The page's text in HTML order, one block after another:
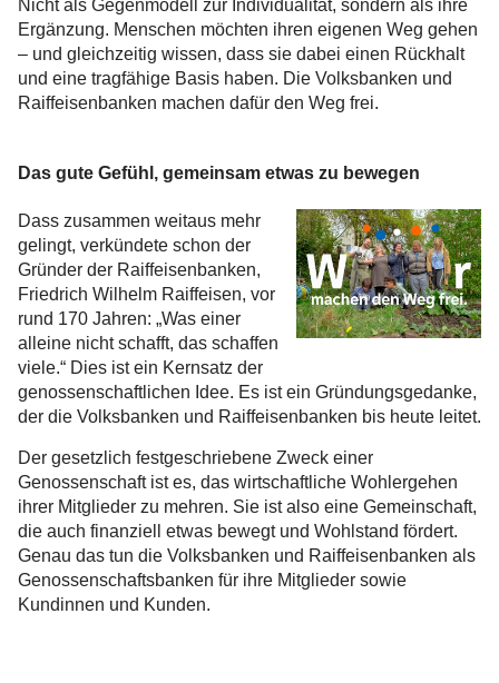
Nicht als Gegenmodell zur Individualität, sondern als ihre
Ergänzung. Menschen möchten ihren eigenen Weg gehen
– und gleichzeitig wissen, dass sie dabei einen Rückhalt
und eine tragfähige Basis haben. Die Volksbanken und
Raiffeisenbanken machen dafür den Weg frei.
Das gute Gefühl, gemeinsam etwas zu bewegen
Dass zusammen weitaus mehr
gelingt, verkündete schon der
Gründer der Raiffeisenbanken,
Friedrich Wilhelm Raiffeisen, vor
rund 170 Jahren: „Was einer
alleine nicht schafft, das schaffen
viele.“ Dies ist ein Kernsatz der
genossenschaftlichen Idee. Es ist ein Gründungsgedanke,
der die Volksbanken und Raiffeisenbanken bis heute leitet.
Der gesetzlich festgeschriebene Zweck einer
Genossenschaft ist es, das wirtschaftliche Wohlergehen
ihrer Mitglieder zu mehren. Sie ist also eine Gemeinschaft,
die auch finanziell etwas bewegt und Wohlstand fördert.
Genau das tun die Volksbanken und Raiffeisenbanken als
Genossenschaftsbanken für ihre Mitglieder sowie
Kundinnen und Kunden.